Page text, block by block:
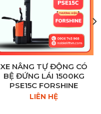
XE NÂNG TỰ ĐỘNG CÓ
BỆ ĐỨNG LÁI 1500KG
PSE15C FORSHINE
LIÊN HỆ